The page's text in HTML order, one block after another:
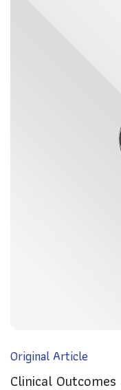
Original Article
Clinical